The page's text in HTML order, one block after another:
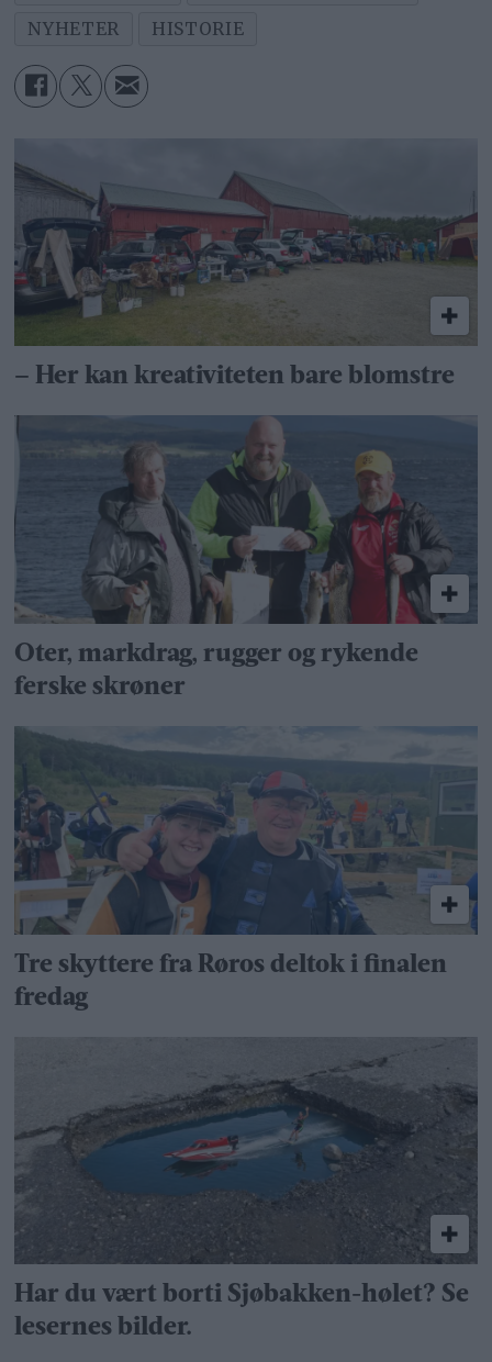
NYHETER
HISTORIE
– Her kan kreativiteten bare blomstre
Oter, markdrag, rugger og rykende
ferske skrøner
Tre skyttere fra Røros deltok i finalen
fredag
Har du vært borti Sjøbakken-hølet? Se
lesernes bilder.